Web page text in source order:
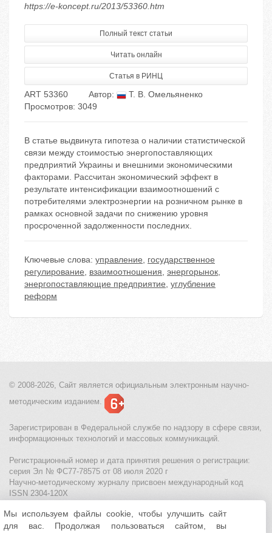
https://e-koncept.ru/2013/53360.htm
Полный текст статьи
Читать онлайн
Статья в РИНЦ
ART 53360 Автор:
Т. В. Омельяненко
Просмотров: 3049
В статье выдвинута гипотеза о наличии статистической
связи между стоимостью энергопоставляющих
предприятий Украины и внешними экономическими
факторами. Рассчитан экономический эффект в
результате интенсификации взаимоотношений с
потребителями электроэнергии на розничном рынке в
рамках основной задачи по снижению уровня
просроченной задолженности последних.
Ключевые слова: управление, государственное
регулирование, взаимоотношения, энергорынок,
энергопоставляющие предприятие, углубление
реформ
© 2008-2026, Сайт является официальным электронным научно-
методическим изданием.
Зарегистрирован в Федеральной службе по надзору в сфере связи,
информационных технологий и массовых коммуникаций.
Регистрационный номер и дата принятия решения о регистрации:
серия Эл № ФС77-78575 от 08 июля 2020 г
Научно-методическому журналу присвоен международный код
ISSN 2304-120X
МЦИТО|Школьные олимпиады и онлайн конкурсы для детей
Политика использования файлов cookie| Политика обработки и
Мы используем файлы cookie, чтобы улучшить сайт
для вас. Продолжая пользоваться сайтом, вы